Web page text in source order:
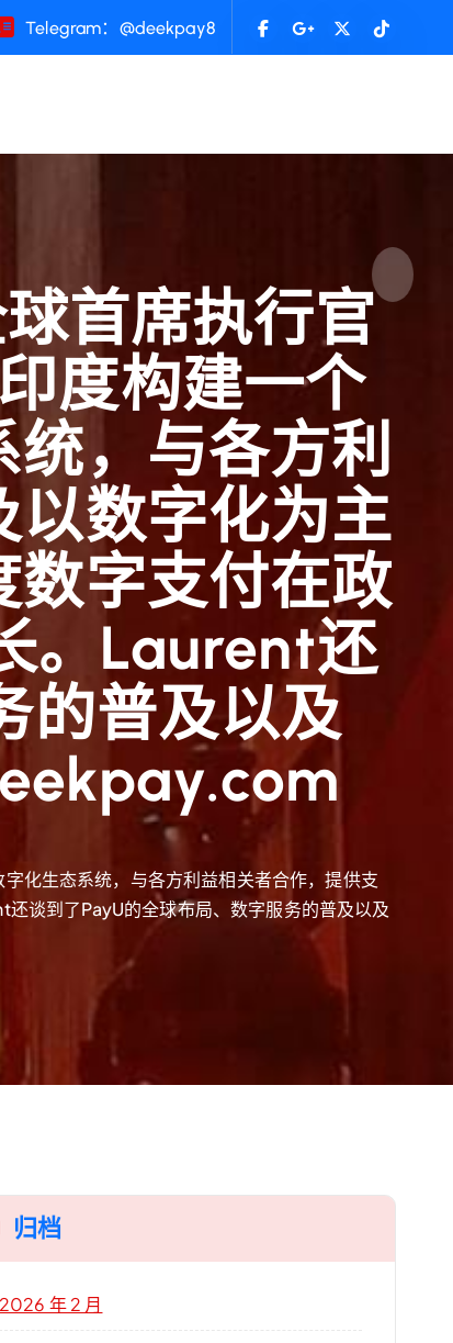
Telegram：@deekpay8
首席执行官
度构建一个
，与各方利
以数字化为主
数字支付在政
。Laurent还
的普及以及
化生态系统，与各方利益相关者合作，提供支
谈到了PayU的全球布局、数字服务的普及以及
归档
2026 年 2 月